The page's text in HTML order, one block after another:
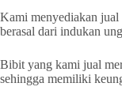
Kami menyediakan
berasal dari indukan
Bibit yang kami jual
sehingga memiliki